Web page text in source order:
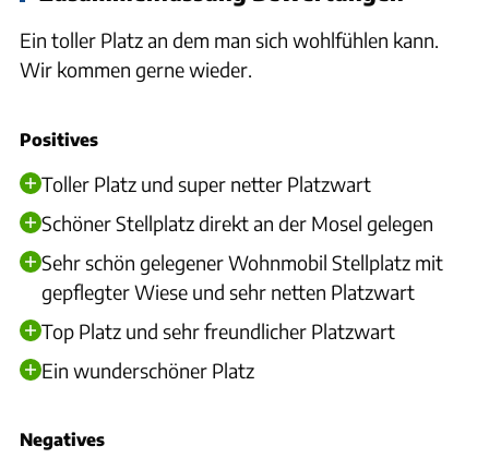
Ein toller Platz an dem man sich wohlfühlen kann.
Wir kommen gerne wieder.
Positives
Toller Platz und super netter Platzwart
Schöner Stellplatz direkt an der Mosel gelegen
Sehr schön gelegener Wohnmobil Stellplatz mit
gepflegter Wiese und sehr netten Platzwart
Top Platz und sehr freundlicher Platzwart
Ein wunderschöner Platz
Negatives